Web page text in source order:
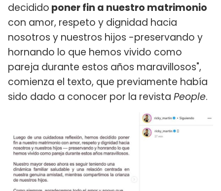
decidido poner fin a nuestro matrimonio
con amor, respeto y dignidad hacia
nosotros y nuestros hijos -preservando y
hornando lo que hemos vivido como
pareja durante estos años maravillosos",
comienza el texto, que previamente había
sido dado a conocer por la revista People.